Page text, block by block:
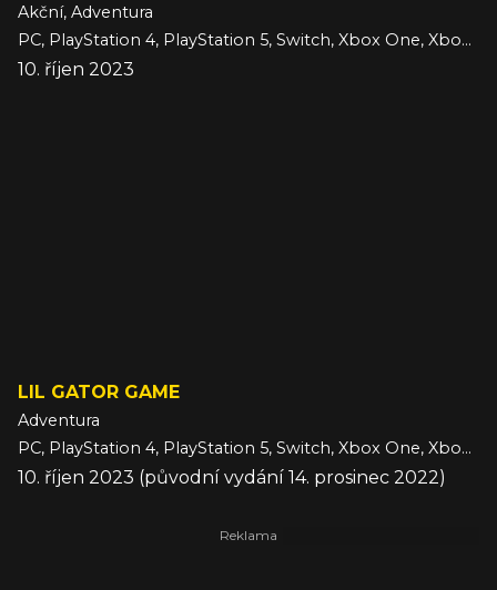
Akční, Adventura
PC, PlayStation 4, PlayStation 5, Switch, Xbox One, Xbox Series
10. říjen 2023
LIL GATOR GAME
Adventura
PC, PlayStation 4, PlayStation 5, Switch, Xbox One, Xbox Series
10. říjen 2023 (původní vydání 14. prosinec 2022)